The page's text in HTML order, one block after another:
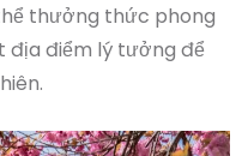
thưởng thức phong
địa điểm lý tưởng để